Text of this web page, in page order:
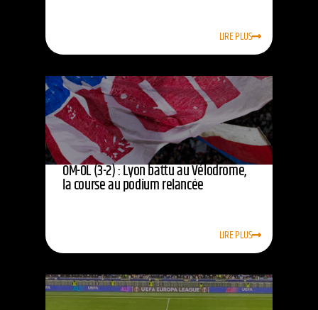
LIRE PLUS
OM-OL (3-2) : Lyon battu au Vélodrome,
la course au podium relancée
LIRE PLUS